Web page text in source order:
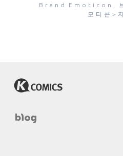
Brand Emoticon, 브
모티콘>